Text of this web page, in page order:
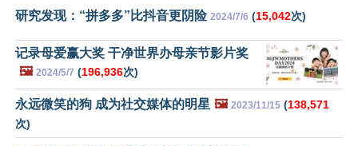
研究发现：“拼多多”比抖音更阴险 2024/7/6 (15,042次)
记录母爱赢大奖 干净世界办母亲节影片奖
🖼️ 2024/5/7 (196,936次)
永远微笑的狗 成为社交媒体的明星 🖼️ 2023/11/15 (138,571
次)